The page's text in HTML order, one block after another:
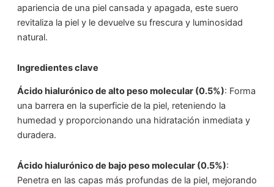
apariencia de una piel cansada y apagada, este suero
revitaliza la piel y le devuelve su frescura y luminosidad
natural.
Ingredientes clave
Ácido hialurónico de alto peso molecular (0.5%): Forma
una barrera en la superficie de la piel, reteniendo la
humedad y proporcionando una hidratación inmediata y
duradera.
Ácido hialurónico de bajo peso molecular (0.5%):
Penetra en las capas más profundas de la piel, mejorando